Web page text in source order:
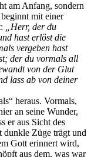
am Anfang, sondern
mit einer
„Herr, der du
hast erlöst die
vergeben hast
der du vormals all
von der Glut
lass ab von deiner
heraus. Vormals,
an seine Wunder,
er aus Sicht des
dunkle Züge trägt und
Gott erinnert wird,
aus dem, was war